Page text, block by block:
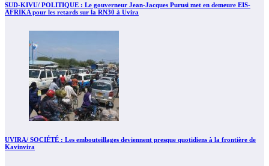
SUD-KIVU/ POLITIQUE : Le gouverneur Jean-Jacques Purusi met en demeure EIS-
AFRIKA pour les retards sur la RN30 à Uvira
UVIRA/ SOCIÉTÉ : Les embouteillages deviennent presque quotidiens à la frontière de
Kavinvira